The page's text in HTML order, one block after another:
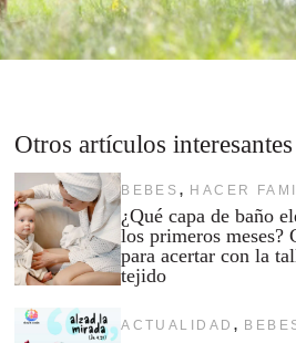
Otros artículos interesantes
BEBES , HACER
¿Qué capa de baño
los primeros meses?
para acertar con la
tejido
ACTUALIDAD ,